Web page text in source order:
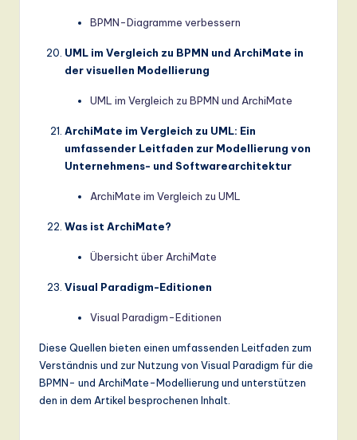
BPMN-Diagramme verbessern
UML im Vergleich zu BPMN und ArchiMate in
der visuellen Modellierung
UML im Vergleich zu BPMN und ArchiMate
ArchiMate im Vergleich zu UML: Ein
umfassender Leitfaden zur Modellierung von
Unternehmens- und Softwarearchitektur
ArchiMate im Vergleich zu UML
Was ist ArchiMate?
Übersicht über ArchiMate
Visual Paradigm-Editionen
Visual Paradigm-Editionen
Diese Quellen bieten einen umfassenden Leitfaden zum
Verständnis und zur Nutzung von Visual Paradigm für die
BPMN- und ArchiMate-Modellierung und unterstützen
den in dem Artikel besprochenen Inhalt.